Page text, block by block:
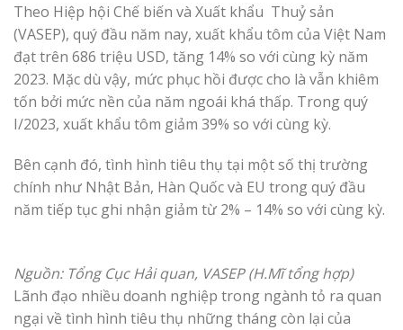
Theo Hiệp hội Chế biến và Xuất khẩu Thuỷ sản
(VASEP), quý đầu năm nay, xuất khẩu tôm của Việt Nam
đạt trên 686 triệu USD, tăng 14% so với cùng kỳ năm
2023. Mặc dù vậy, mức phục hồi được cho là vẫn khiêm
tốn bởi mức nền của năm ngoái khá thấp. Trong quý
I/2023, xuất khẩu tôm giảm 39% so với cùng kỳ.
Bên cạnh đó, tình hình tiêu thụ tại một số thị trường
chính như Nhật Bản, Hàn Quốc và EU trong quý đầu
năm tiếp tục ghi nhận giảm từ 2% – 14% so với cùng kỳ.
Nguồn: Tổng Cục Hải quan, VASEP (H.Mĩ tổng hợp)
Lãnh đạo nhiều doanh nghiệp trong ngành tỏ ra quan
ngại về tình hình tiêu thụ những tháng còn lại của